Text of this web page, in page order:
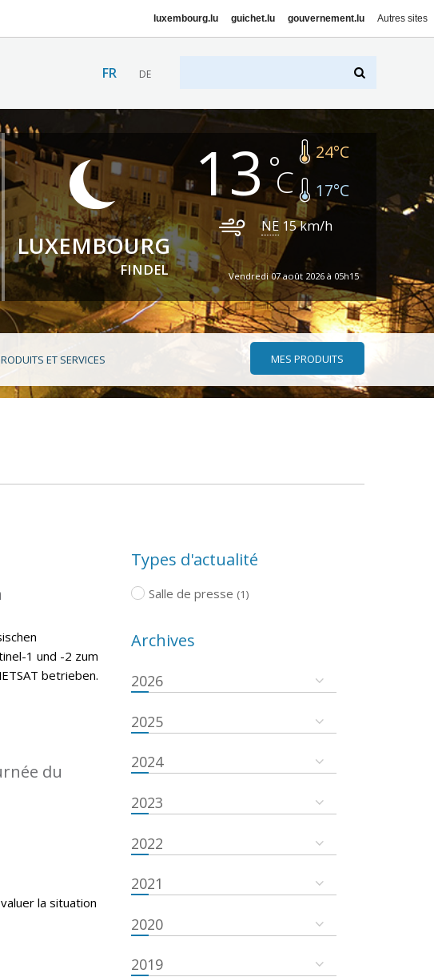
luxembourg.lu guichet.lu gouvernement.lu Autres sites
FR DE
LUXEMBOURG
FINDEL
13 24°C
17°C
NE 15km/h
Vendredi 07 août 2026 à 05h15
ET SERVICES MES PRODUITS
1 und -2 zum
betrieben.
du
la situation
Types d'actualité
Salle de presse (1)
Archives
2026
2025
2024
2023
2022
2021
2020
2019